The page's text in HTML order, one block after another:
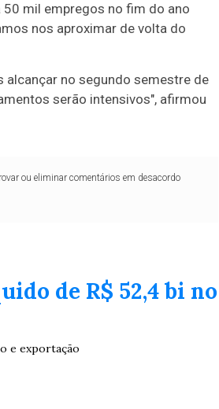
mil empregos no fim do ano
nos aproximar de volta do
no segundo semestre de
serão intensivos", afirmou
ou eliminar comentários em desacordo
de R$ 52,4 bi no
e exportação